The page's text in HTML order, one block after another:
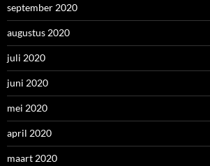
september 2020
augustus 2020
juli 2020
juni 2020
mei 2020
april 2020
maart 2020